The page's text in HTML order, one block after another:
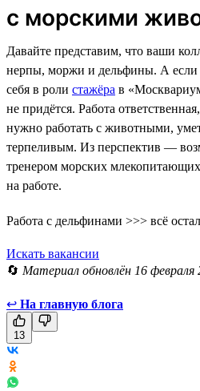
с морскими
Давайте представим, что ваши
нерпы, моржи и дельфины. А если
себя в роли стажёра в
не придётся. Работа
нужно работать с животными,
терпеливым. Из перспектив —
тренером морских
на работе.
Работа с дельфинами >>> всё
Искать вакансии
🔄 Материал обновлён 16 февраля
↩ На главную блога
13